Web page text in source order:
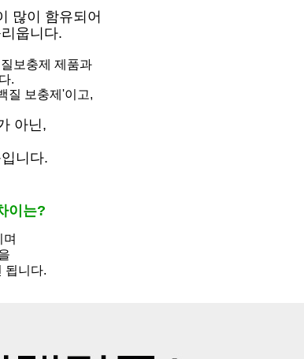
많이 함유되어
웁니다.
보충제 제품과
.
질 보충제'이고,
아닌,
니다.
이는?
됩니다.